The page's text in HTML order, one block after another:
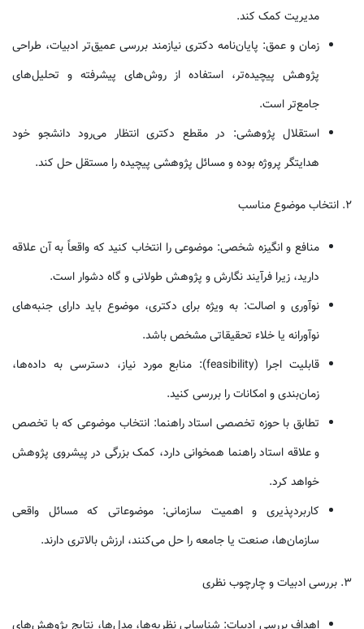
مدیریت کمک کند.
زمان و عمق: پایان‌نامه دکتری نیازمند بررسی عمیق‌تر ادبیات، طراحی
پژوهش پیچیده‌تر، استفاده از روش‌های پیشرفته و تحلیل‌های
جامع‌تر است.
استقلال پژوهشی: در مقطع دکتری انتظار می‌رود دانشجو خود
هدایتگر پروژه بوده و مسائل پژوهشی پیچیده را مستقل حل کند.
۲. انتخاب موضوع مناسب
منافع و انگیزه شخصی: موضوعی را انتخاب کنید که واقعاً به آن علاقه
دارید، زیرا فرآیند نگارش و پژوهش طولانی و گاه دشوار است.
نوآوری و اصالت: به ویژه برای دکتری، موضوع باید دارای جنبه‌های
نوآورانه یا خلاء تحقیقاتی مشخص باشد.
قابلیت اجرا (feasibility): منابع مورد نیاز، دسترسی به داده‌ها،
زمان‌بندی و امکانات را بررسی کنید.
تطابق با حوزه تخصصی استاد راهنما: انتخاب موضوعی که با تخصص
و علاقه استاد راهنما همخوانی دارد، کمک بزرگی در پیشروی پژوهش
خواهد کرد.
کاربردپذیری و اهمیت سازمانی: موضوعاتی که مسائل واقعی
سازمان‌ها، صنعت یا جامعه را حل می‌کنند، ارزش بالاتری دارند.
۳. بررسی ادبیات و چارچوب نظری